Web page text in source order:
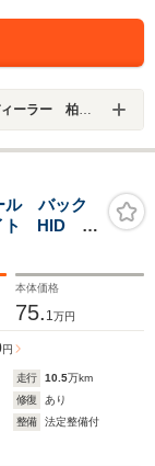
店 中古車専門店
ル バック
ト HID
システ
本体価格
75. 1万円
円
走行 10.5万km
修復
あり
整備
法定整備付